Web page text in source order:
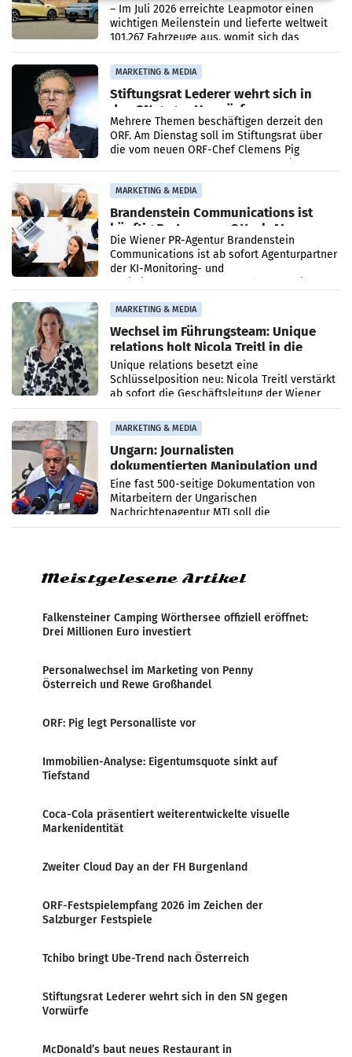
überschreitet die 100.000er-Marke
– Im Juli 2026 erreichte Leapmotor einen
wichtigen Meilenstein und lieferte weltweit
101.267 Fahrzeuge aus, womit sich das
Ergebnis gegenüber Juli 2025 mehr als
verdoppelte (+102
MARKETING & MEDIA
Stiftungsrat Lederer wehrt sich in
den SN gegen Vorwürfe
Mehrere Themen beschäftigen derzeit den
ORF. Am Dienstag soll im Stiftungsrat über
die vom neuen ORF-Chef Clemens Pig
MARKETING & MEDIA
Brandenstein Communications ist
künftig Partner von OtterlyAI
Die Wiener PR-Agentur Brandenstein
Communications ist ab sofort Agenturpartner
der KI-Monitoring- und
MARKETING & MEDIA
Wechsel im Führungsteam: Unique
relations holt Nicola Treitl in die
Geschäftsleitung
Unique relations besetzt eine
Schlüsselposition neu: Nicola Treitl verstärkt
ab sofort die Geschäftsleitung der Wiener
PR-Agentur an der Seite von Josef Kalina und
Anna Kalina-Mahr.
MARKETING & MEDIA
Ungarn: Journalisten
dokumentierten Manipulation und
Zensur
Eine fast 500-seitige Dokumentation von
Mitarbeitern der Ungarischen
Nachrichtenagentur MTI soll die
systematische Nachrichten-Manipulation und
Meistgelesene Artikel
Falkensteiner Camping Wörthersee offiziell eröffnet:
Drei Millionen Euro investiert
Personalwechsel im Marketing von Penny
Österreich und Rewe Großhandel
ORF: Pig legt Personalliste vor
Immobilien-Analyse: Eigentumsquote sinkt auf
Tiefstand
Coca-Cola präsentiert weiterentwickelte visuelle
Markenidentität
Zweiter Cloud Day an der FH Burgenland
ORF-Festspielempfang 2026 im Zeichen der
Salzburger Festspiele
Tchibo bringt Ube-Trend nach Österreich
Stiftungsrat Lederer wehrt sich in den SN gegen
Vorwürfe
McDonald’s baut neues Restaurant in